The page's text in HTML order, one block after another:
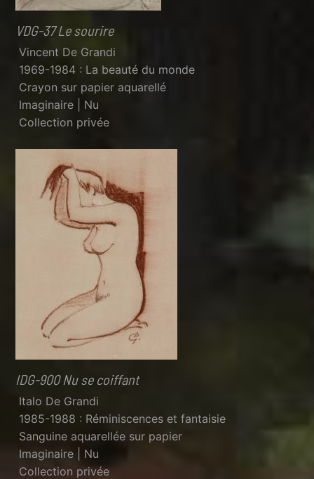
VDG-37 Le sourire
Vincent De Grandi
1969-1984 : La beauté du monde
Crayon sur papier aquarellé
Imaginaire | Nu
Collection privée
IDG-900 Nu se coiffant
Italo De Grandi
1985-1988 : Réminiscences et fantaisie
Sanguine aquarellée sur papier
Imaginaire | Nu
Collection privée